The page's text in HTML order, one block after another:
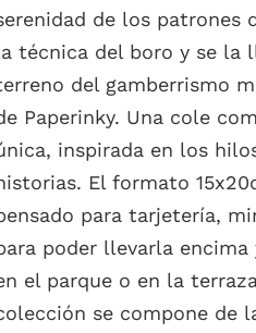
de los patrones
técnica del boro y se la
del gamberrismo
Paperinky. Una cole
inspirada en los
El formato
para tarjetería,
poder llevarla encima
el parque o en la
se compone de